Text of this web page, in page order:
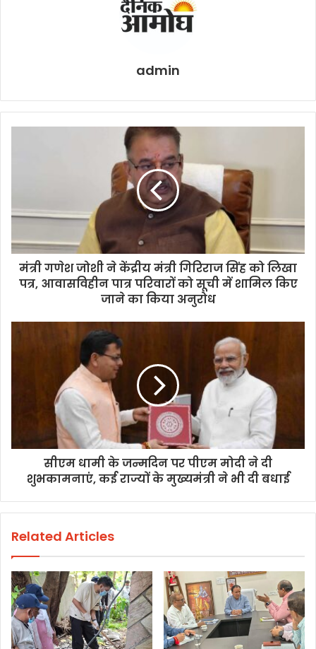
admin
मंत्री गणेश जोशी ने केंद्रीय मंत्री गिरिराज सिंह को लिखा
पत्र, आवासविहीन पात्र परिवारों को सूची में शामिल किए
जाने का किया अनुरोध
सीएम धामी के जन्मदिन पर पीएम मोदी ने दी
शुभकामनाएं, कई राज्यों के मुख्यमंत्री ने भी दी बधाई
Related Articles